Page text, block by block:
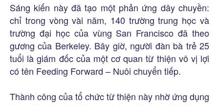
Sáng kiến này đã tạo một phản ứng dây chuyền:
chỉ trong vòng vài năm, 140 trường trung học và
trường đại học của vùng San Francisco đã theo
gương của Berkeley. Bây giờ, người đàn bà trẻ 25
tuổi là giám đốc của một cơ quan từ thiện vô vị lợi
có tên Feeding Forward – Nuôi chuyển tiếp.
Thành công của tổ chức từ thiện này nhờ ứng dụng